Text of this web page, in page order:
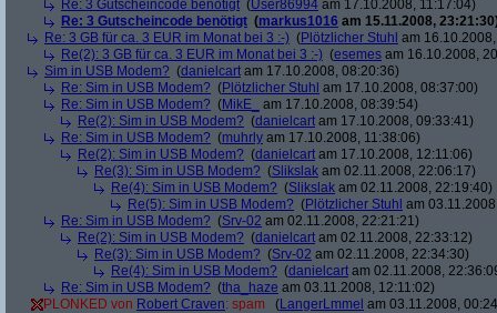
Re: 3 Gutscheincode benötigt (User86994 am 17.10.2008, 11:17:04)
Re: 3 Gutscheincode benötigt (markus1016 am 15.11.2008,
Re: 3 GB für ca. 3 EUR im Monat bei 3 :-) (Plötzlicher Stuhl am
Re(2): 3 GB für ca. 3 EUR im Monat bei 3 :-) (esemes am 16.10.2008,
Sim in USB Modem? (danielcart am 17.10.2008, 08:20:36)
Re: Sim in USB Modem? (Plötzlicher Stuhl am 17.10.2008, 08:37:00)
Re: Sim in USB Modem? (MikE_
am 17.10.2008, 08:39:54)
Re(2): Sim in USB Modem? (danielcart am 17.10.2008, 09:33:41)
Re: Sim in USB Modem? (muhrly am 17.10.2008, 11:38:06)
Re(2): Sim in USB Modem? (danielcart am 17.10.2008, 12:11:06)
Re(3): Sim in USB Modem? (Slikslak am 02.11.2008, 22:06:17)
Re(4): Sim in USB Modem? (Slikslak am 02.11.2008, 22:19:40)
Re(5): Sim in USB Modem? (Plötzlicher Stuhl am
Re: Sim in USB Modem? (Srv-02 am 02.11.2008, 22:21:21)
Re(2): Sim in USB Modem? (danielcart am 02.11.2008, 22:33:12)
Re(3): Sim in USB Modem? (Srv-02 am 02.11.2008, 22:34:30)
Re(4): Sim in USB Modem? (danielcart am 02.11.2008,
Re: Sim in USB Modem? (tha_haze am 03.11.2008, 12:11:02)
PLONKED von Robert Craven: spam (LangerLmmel am 03.11.2008,